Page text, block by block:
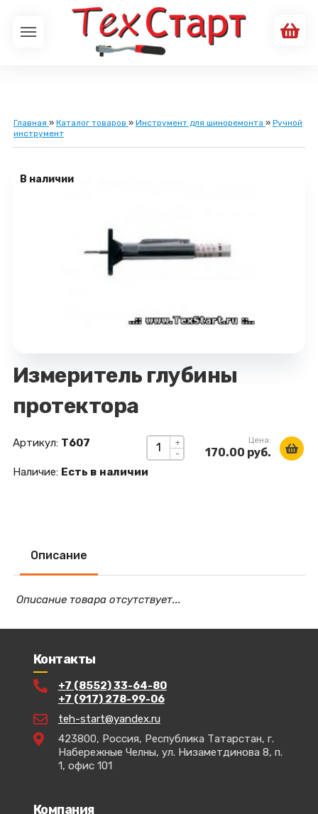
Главная » Каталог товаров » Инструмент для шиноремонта » Ручной
инструмент
В наличии
Измеритель глубины
протектора
+
-
Цена:
170.00 руб.
Артикул: Т607
Наличие: Есть в наличии
Описание
Описание товара отсутствует...
Контакты
+7 (8552) 33-64-80
+7 (917) 278-99-06
teh-start@yandex.ru
423800, Россия, Республика Татарстан, г.
Набережные Челны, ул. Низаметдинова 8, п.
1, офис 101
Компания